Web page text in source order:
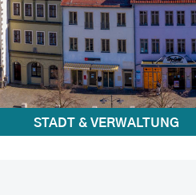
STADT & VERWALTUNG